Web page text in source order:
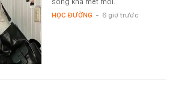
HỌC ĐƯỜNG - 6 giờ trước